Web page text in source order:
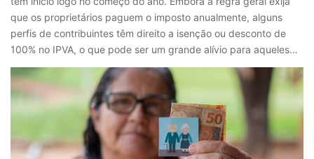
que os proprietários paguem o imposto anualmente, alguns
perfis de contribuintes têm direito a isenção ou desconto de
100% no IPVA, o que pode ser um grande alívio para aqueles…